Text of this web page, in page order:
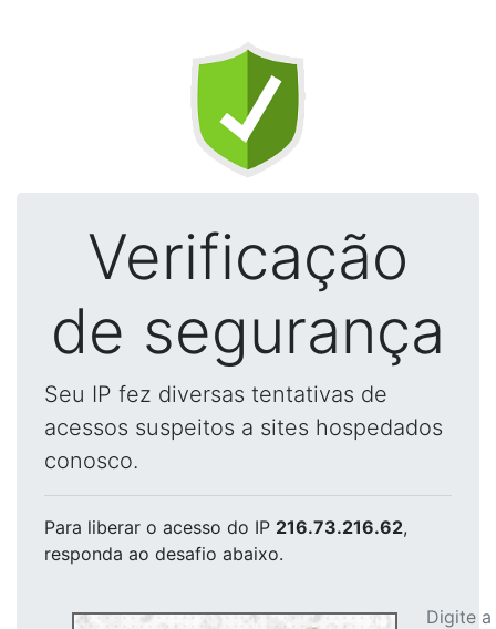
Verificação
de segurança
Seu IP fez diversas tentativas de
acessos suspeitos a sites hospedados
conosco.
Para liberar o acesso do IP 216.73.216.62,
responda ao desafio abaixo.
Digite